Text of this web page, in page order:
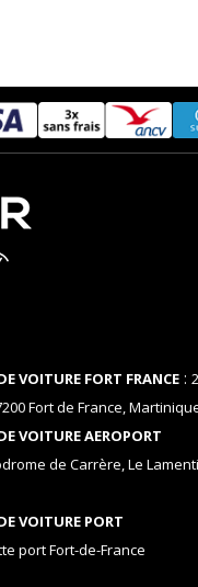
VOITURE FORT FRANCE:
Fort de France,
VOITURE AEROPORT
de Carrère, Le
VOITURE PORT
port Fort-de-France